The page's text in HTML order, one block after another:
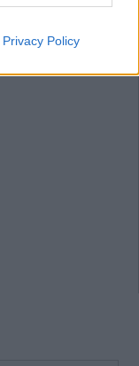
Privacy Policy